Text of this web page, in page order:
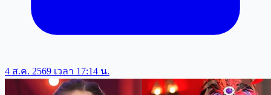
4 ส.ค. 2569 เวลา 17:14 น.